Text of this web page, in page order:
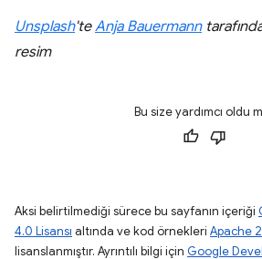
Unsplash'teAnja Bauermann
resim
Bu size yardımcı oldu
Aksi belirtilmediği sürece bu sayfanın içeriği
4.0 Lisansı altında ve kod örnekleri Apache
lisanslanmıştır. Ayrıntılı bilgi için Google